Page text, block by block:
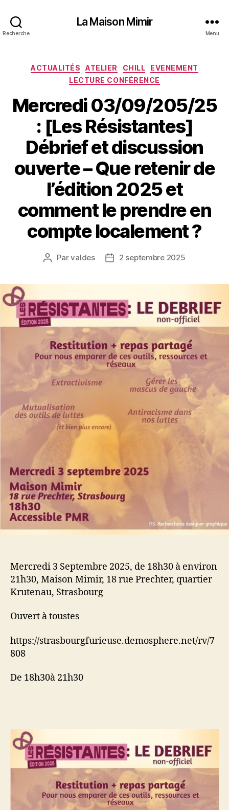
Recherche
La Maison Mimir
Menu
Catégories
ACTUALITÉS ATELIER CHILL
EVENEMENT
LECTURE CONFÉRENCE
Mercredi 03/09/205/25
: [Les Résistantes]
Débrief et discussion
ouverte – Que retenir de
l’édition 2025 et
comment le prendre en
compte localement ?
Auteur
Parvaldes
Date2 septembre 2025
Mercredi 3 Septembre 2025, de 18h30 à environ
21h30, Maison Mimir, 18 rue Prechter, quartier
Krutenau, Strasbourg
Ouvert à toustes
https://strasbourgfurieuse.demosphere.net/rv/7
808
De 18h30à 21h30